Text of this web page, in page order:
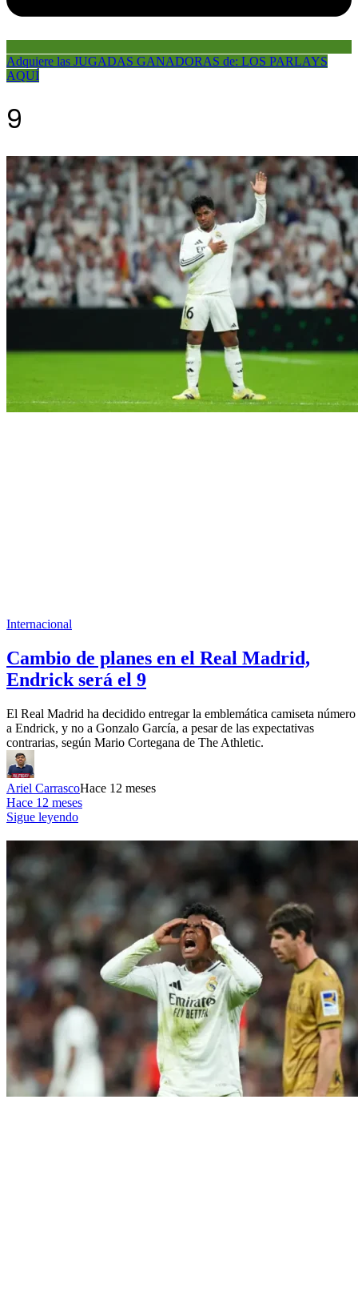
Adquiere las JUGADAS GANADORAS de: LOS PARLAYS
AQUÍ
9
Internacional
Cambio de planes en el Real Madrid,
Endrick será el 9
El Real Madrid ha decidido entregar la emblemática camiseta número
a Endrick, y no a Gonzalo García, a pesar de las expectativas
contrarias, según Mario Cortegana de The Athletic.
Ariel CarrascoHace 12 meses
Hace 12 meses
Sigue leyendo